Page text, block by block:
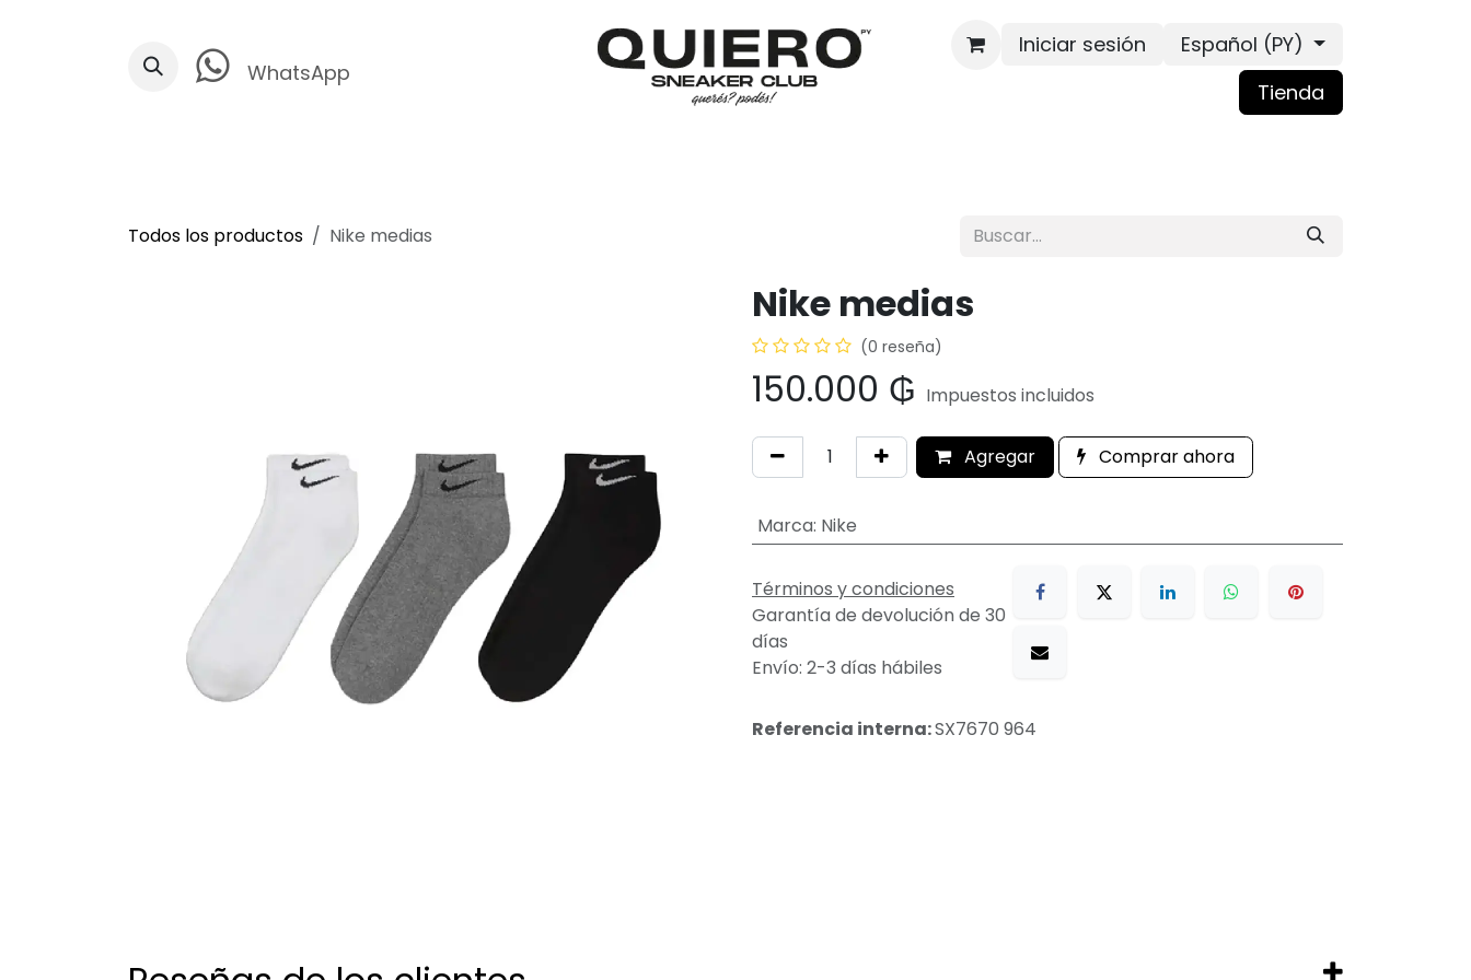
WhatsApp
Iniciar sesión
Español (PY)
Tienda
Todos los productos Nike medias
Nike medias
(0 reseña)
150.000 ₲ Impuestos incluidos
Agregar Comprar ahora
Marca: Nike
Términos y condiciones
Garantía de devolución de 30
días
Envío: 2-3 días hábiles
Referencia interna:SX7670 964